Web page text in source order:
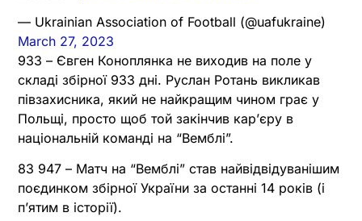
— Ukrainian Association of Football (@uafukraine)
March 27, 2023
933 – Євген Коноплянка не виходив на поле у
складі збірної 933 дні. Руслан Ротань викликав
півзахисника, який не найкращим чином грає у
Польщі, просто щоб той закінчив кар’єру в
національній команді на “Вемблі”.
83 947 – Матч на “Вемблі” став найвідвідуванішим
поєдинком збірної України за останні 14 років (і
п’ятим в історії).